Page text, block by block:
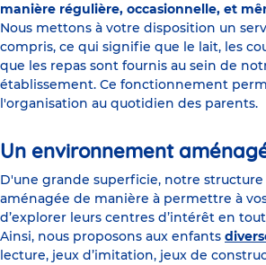
manière régulière, occasionnelle, et
Nous mettons à votre disposition un
compris, ce qui signifie que le lait, les
que les repas sont fournis au sein de
établissement. Ce fonctionnement
l'organisation au quotidien des parents.
Un environnement
D'une grande superficie, notre structure
aménagée de manière à permettre à
d’explorer leurs centres d’intérêt en
Ainsi, nous proposons aux enfants
lecture, jeux d’imitation, jeux de